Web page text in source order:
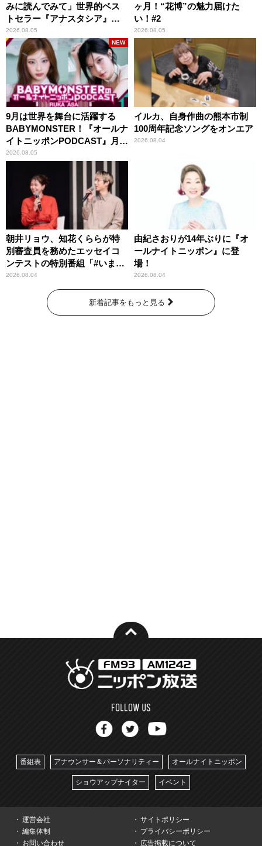
みに読んでみて」世界的ベス
トセラー『アナスタシア』を
紹介
2026.08.05
ヶ月！“花博”の魅力届けた
い！#2
2026.08.05
9月は世界を舞台に活躍する
BABYMONSTER！『オールナ
イトニッポンPODCAST』月替
わりパーソナリティ
2026.08.05
NEW
イルカ、自身作曲の熊本市制
100周年記念ソングをオンエア
2026.08.04
朝井リョウ、知花くららが特
別審査員を務めたエッセイコ
ンテストの特別番組「#いまあ
なたに伝えたいこと」
2026.08.04
由紀さおりが14年ぶりに『オ
ールナイトニッポン』に登
場！
2026.08.04
新着記事をもっと見る
番組表 アナウンサー＆パーソナリティー オールナイトニッポン
ショウアップナイター イベント
運営会社
サイトポリシー
編集体制
プライバシーポリシー
お問い合わせ
広告掲載について